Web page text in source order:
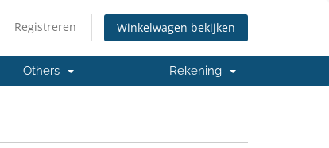
Registreren Winkelwagen bekijken
Others Rekening